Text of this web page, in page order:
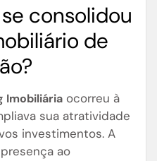
consolidou
de
Imobiliária ocorreu à
sua atratividade
investimentos. A
ao